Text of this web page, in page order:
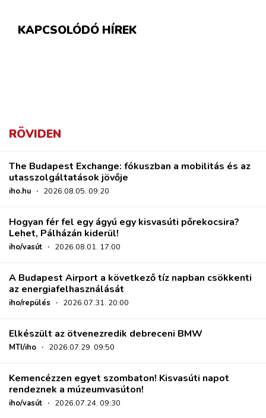
KAPCSOLÓDÓ HÍREK
RÖVIDEN
The Budapest Exchange: fókuszban a mobilitás és az
utasszolgáltatások jövője
iho.hu · 2026.08.05. 09:20
Hogyan fér fel egy ágyú egy kisvasúti pőrekocsira?
Lehet, Pálházán kiderül!
iho/vasút · 2026.08.01. 17:00
A Budapest Airport a következő tíz napban csökkenti
az energiafelhasználását
iho/repülés · 2026.07.31. 20:00
Elkészült az ötvenezredik debreceni BMW
MTI/iho · 2026.07.29. 09:50
Kemencézzen egyet szombaton! Kisvasúti napot
rendeznek a múzeumvasúton!
iho/vasút · 2026.07.24. 09:30